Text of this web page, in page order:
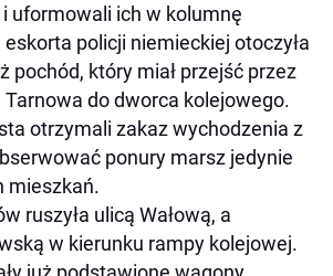
uformowali ich w kolumnę
policji niemieckiej otoczyła
pochód, który miał przejść przez
do dworca kolejowego.
otrzymali zakaz wychodzenia z
ponury marsz jedynie
mieszkań.
ruszyła ulicą Wałową, a
w kierunku rampy kolejowej.